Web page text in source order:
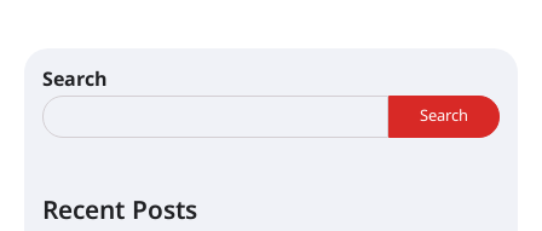
Search
Search
Recent Posts